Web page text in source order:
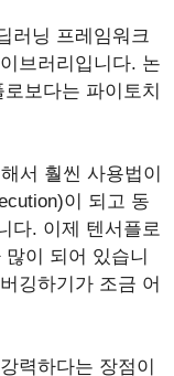
러닝 프레임워크
브러리입니다. 논
보다는 파이토치
서 훨씬 사용법이
이 되고 동
다. 이제 텐서플로
이 되어 있습니
깅하기가 조금 어
력하다는 장점이